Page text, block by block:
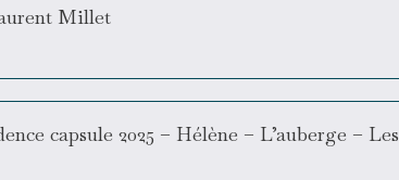
Millet
capsule 2025 – Hélène – L’auberge – Les